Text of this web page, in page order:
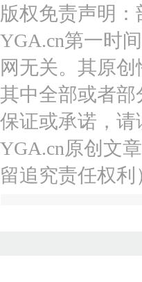
版权免责声明
YGA.cn第一时
网无关。其原
其中全部或者
保证或承诺，
YGA.cn原创文
留追究责任权利